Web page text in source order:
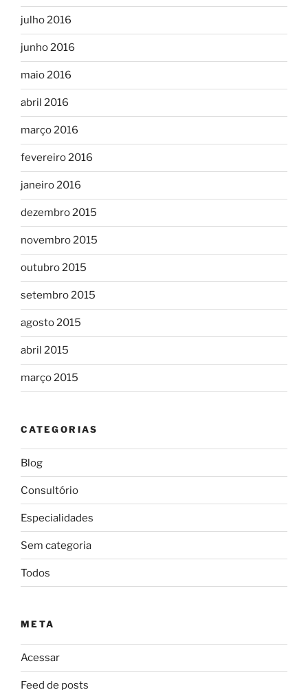
julho 2016
junho 2016
maio 2016
abril 2016
março 2016
fevereiro 2016
janeiro 2016
dezembro 2015
novembro 2015
outubro 2015
setembro 2015
agosto 2015
abril 2015
março 2015
CATEGORIAS
Blog
Consultório
Especialidades
Sem categoria
Todos
META
Acessar
Feed de posts